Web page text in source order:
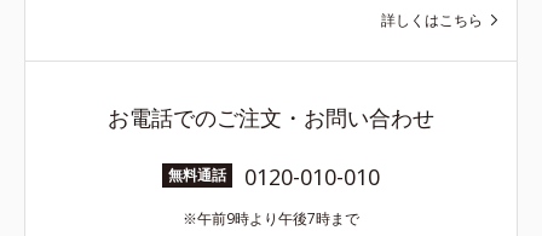
詳しくはこちら
お電話でのご注文・お問い合わせ
無料通話 0120-010-010
午前9時より午後7時まで